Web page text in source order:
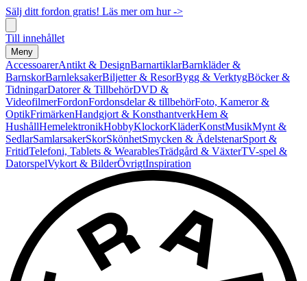
Sälj ditt fordon gratis! Läs mer om hur ->
Till innehållet
Meny
AccessoarerAntikt & DesignBarnartiklarBarnkläder &
BarnskorBarnleksakerBiljetter & ResorBygg & VerktygBöcker &
TidningarDatorer & TillbehörDVD &
VideofilmerFordonFordonsdelar & tillbehörFoto, Kameror &
OptikFrimärkenHandgjort & KonsthantverkHem &
HushållHemelektronikHobbyKlockorKläderKonstMusikMynt &
SedlarSamlarsakerSkorSkönhetSmycken & ÄdelstenarSport &
FritidTelefoni, Tablets & WearablesTrädgård & VäxterTV-spel &
DatorspelVykort & BilderÖvrigtInspiration